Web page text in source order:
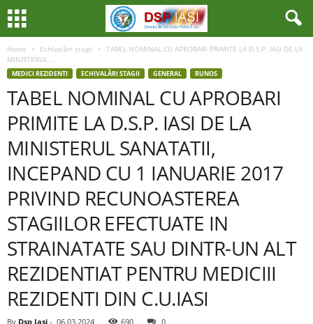
Home Echivalări stagii
TABEL NOMINAL CU APROBARI PRIMITE LA D.S.P. IASI DE LA
MINISTERUL...
MEDICI REZIDENTI ECHIVALĂRI STAGII GENERAL RUNOS
TABEL NOMINAL CU APROBARI
PRIMITE LA D.S.P. IASI DE LA
MINISTERUL SANATATII,
INCEPAND CU 1 IANUARIE 2017
PRIVIND RECUNOASTEREA
STAGIILOR EFECTUATE IN
STRAINATATE SAU DINTR-UN ALT
REZIDENTIAT PENTRU MEDICIII
REZIDENTI DIN C.U.IASI
By Dsp Iasi - 06.03.2024 690 0